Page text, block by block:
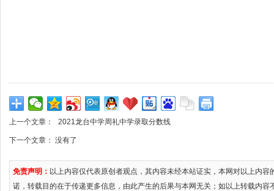
上一个文章： 2021龙台中学周礼中学录取分数线
下一个文章： 没有了
免责声明： 以上内容仅代表原创者观点，其内容未经本站证实，本网对以上内
诺，转载目的在于传递更多信息，由此产生的后果与本网无关；如以上转载内容